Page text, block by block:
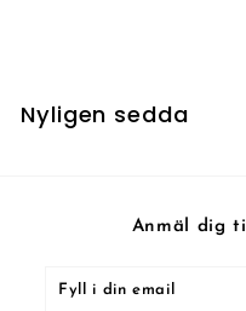
Nyligen sedda
Anmäl dig
Fyll
Prenumerera